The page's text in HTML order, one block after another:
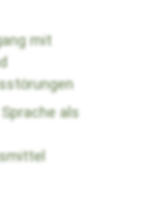
mit
als